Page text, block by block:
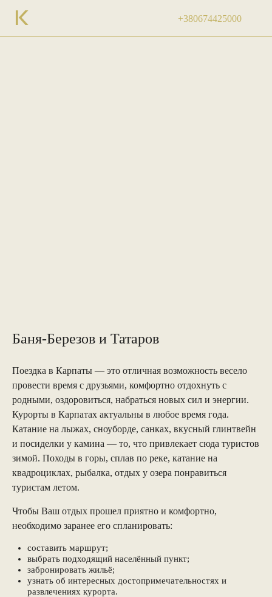
+380674425000
Баня-Березов и Татаров
Поездка в Карпаты — это отличная возможность весело
провести время с друзьями, комфортно отдохнуть с
родными, оздоровиться, набраться новых сил и энергии.
Курорты в Карпатах актуальны в любое время года.
Катание на лыжах, сноуборде, санках, вкусный глинтвейн
и посиделки у камина — то, что привлекает сюда туристов
зимой. Походы в горы, сплав по реке, катание на
квадроциклах, рыбалка, отдых у озера понравиться
туристам летом.
Чтобы Ваш отдых прошел приятно и комфортно,
необходимо заранее его спланировать:
составить маршрут;
выбрать подходящий населённый пункт;
забронировать жильё;
узнать об интересных достопримечательностях и
развлечениях курорта.